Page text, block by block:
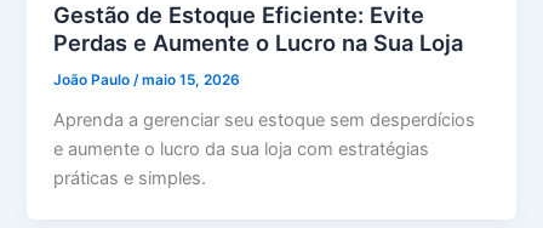
Gestão de Estoque Eficiente: Evite
Perdas e Aumente o Lucro na Sua Loja
João Paulo/maio 15, 2026
Aprenda a gerenciar seu estoque sem desperdícios
e aumente o lucro da sua loja com estratégias
práticas e simples.